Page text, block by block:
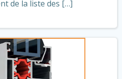
de la liste des […]